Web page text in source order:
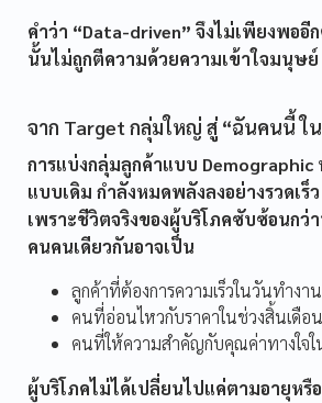
คำว่า “Data-driven” จึงไม่เพียงพออี
นั้นไม่ถูกตีความด้วยความเข้าใจมนุษย์
จาก Target กลุ่มใหญ่ สู่ “ฉันคนนี้ ใ
การแบ่งกลุ่มลูกค้าแบบ Demographic
แบบเดิม กำลังหมดพลังลงอย่างรวดเร็ว
เพราะชีวิตจริงของผู้บริโภคซับซ้อนกว่
คนคนเดียวกันอาจเป็น
ลูกค้าที่ต้องการความเร็วในวันทำงาน
คนที่อ่อนไหวกับราคาในช่วงสิ้นเดือน
คนที่ให้ความสำคัญกับคุณค่าทางใจใ
ผู้บริโภคไม่ได้เปลี่ยนไปแค่ตามอายุหรื